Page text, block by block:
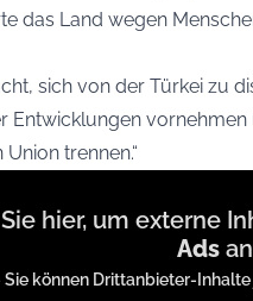
das Land wegen
sich von der Türkei zu
Entwicklungen
trennen.“
hier, um externe
Ads
Sie können Drittanbieter-